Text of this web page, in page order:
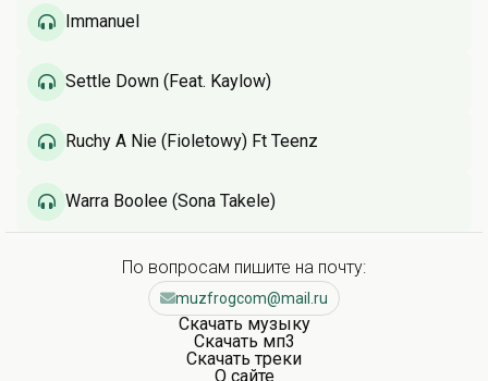
Immanuel
Settle Down (Feat. Kaylow)
Ruchy A Nie (Fioletowy) Ft Teenz
Warra Boolee (Sona Takele)
По вопросам пишите на почту:
muzfrogcom@mail.ru
Скачать музыку
Скачать мп3
Скачать треки
О сайте